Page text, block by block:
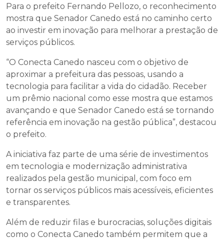
Para o prefeito Fernando Pellozo, o reconhecimento
mostra que Senador Canedo está no caminho certo
ao investir em inovação para melhorar a prestação de
serviços públicos.
“O Conecta Canedo nasceu com o objetivo de
aproximar a prefeitura das pessoas, usando a
tecnologia para facilitar a vida do cidadão. Receber
um prêmio nacional como esse mostra que estamos
avançando e que Senador Canedo está se tornando
referência em inovação na gestão pública”, destacou
o prefeito.
A iniciativa faz parte de uma série de investimentos
em tecnologia e modernização administrativa
realizados pela gestão municipal, com foco em
tornar os serviços públicos mais acessíveis, eficientes
e transparentes.
Além de reduzir filas e burocracias, soluções digitais
como o Conecta Canedo também permitem que a